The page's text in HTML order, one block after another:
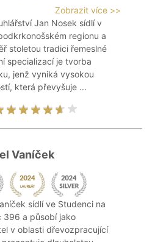
Zobrazit více >>
Jan Nosek sídlí v
regionu a
stoletou tradici řemeslné
specializací je tvorba
jenž vyniká vysokou
která převyšuje ...
Vaníček
sídlí ve Studenci na
396 a působí jako
v oblasti dřevozpracující